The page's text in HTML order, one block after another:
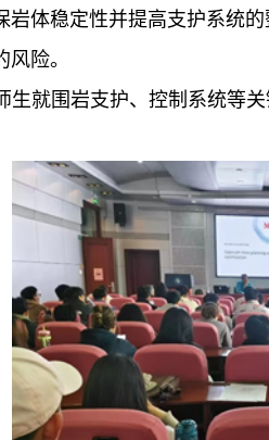
岩体稳定性并提高支护系统
险。
生就围岩支护、控制系统等